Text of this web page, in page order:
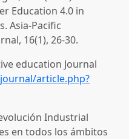
Education 4.0 in
Asia-Pacific
16(1), 26-30.
education Journal
article.php?
Industrial
en todos los ámbitos